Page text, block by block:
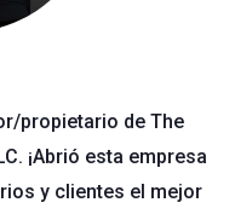
y personal.
postularte aquí.
Integral
propietario de The
¡Abrió esta empresa
y clientes el mejor